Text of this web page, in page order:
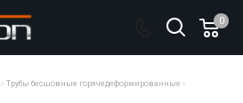
0
Трубы бесшовные горячедеформированные